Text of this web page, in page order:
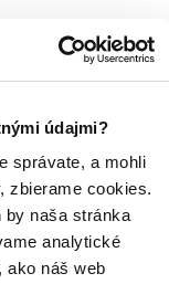
údajmi?
správate, a mohli
zbierame cookies.
by naša stránka
analytické
ako náš web